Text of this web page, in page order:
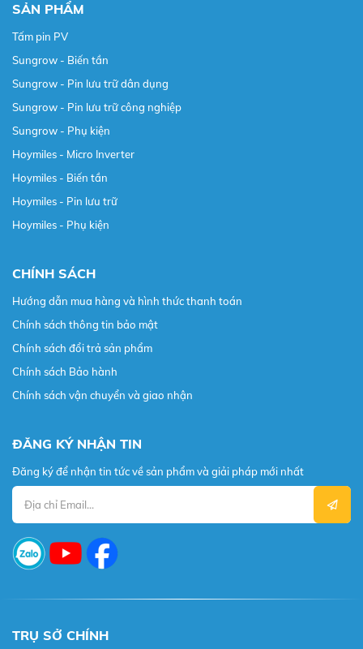
SẢN PHẨM
Tấm pin PV
Sungrow - Biến tần
Sungrow - Pin lưu trữ dân dụng
Sungrow - Pin lưu trữ công nghiệp
Sungrow - Phụ kiện
Hoymiles - Micro Inverter
Hoymiles - Biến tần
Hoymiles - Pin lưu trữ
Hoymiles - Phụ kiện
CHÍNH SÁCH
Hướng dẫn mua hàng và hình thức thanh toán
Chính sách thông tin bảo mật
Chính sách đổi trả sản phẩm
Chính sách Bảo hành
Chính sách vận chuyển và giao nhận
ĐĂNG KÝ NHẬN TIN
Đăng ký để nhận tin tức về sản phẩm và giải pháp mới nhất
TRỤ SỞ CHÍNH